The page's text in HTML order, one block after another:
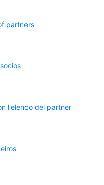
partners
l'elenco dei partner